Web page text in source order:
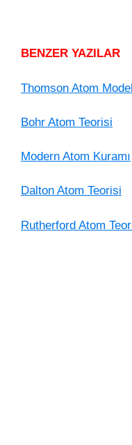
BENZER YAZILAR
Thomson Atom
Bohr Atom Teorisi
Modern Atom Kuramı
Dalton Atom Teorisi
Rutherford Atom